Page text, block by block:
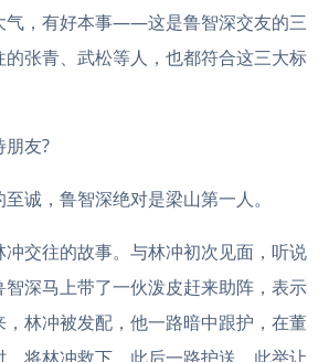
气，有好本事——这是鲁智深交友的三
张青、武松等人，也都符合这三大标
朋友?
诚，鲁智深绝对是梁山第一人。
交往的故事。与林冲初次见面，听说
深马上带了一伙泼皮赶来助阵，表示
，林冲被发配，他一路暗中跟护，在董